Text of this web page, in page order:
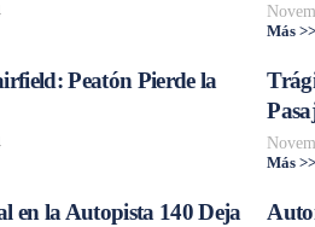
Más >>
Peatón Pierde la
Más >>
en la Autopista 140 Deja